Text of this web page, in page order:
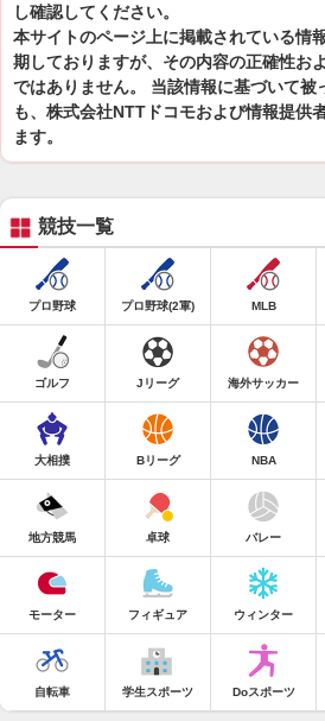
し確認してください。
本サイトのページ上に掲載されている情
期しておりますが、その内容の正確性お
ではありません。 当該情報に基づいて被
も、株式会社NTTドコモおよび情報提供
ます。
競技一覧
プロ野球 プロ野球(2軍) MLB
ゴルフ Jリーグ 海外サッカー
大相撲 Bリーグ NBA
地方競馬 卓球 バレー
モーター フィギュア ウィンター
自転車 学生スポーツ Doスポーツ